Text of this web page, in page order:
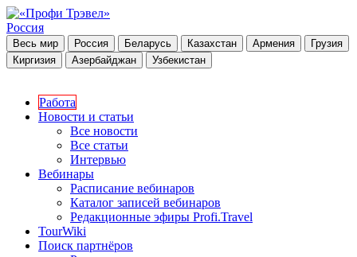
Россия
Весь мир Россия Беларусь Казахстан Армения
Грузия
Киргизия
Азербайджан Узбекистан
Работа
Новости и статьи
Все новости
Все статьи
Интервью
Вебинары
Расписание вебинаров
Каталог записей вебинаров
Редакционные эфиры Profi.Travel
TourWiki
Поиск партнёров